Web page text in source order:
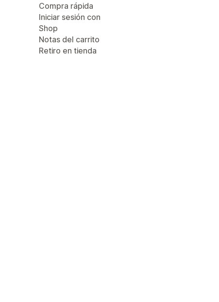
Compra rápida
Iniciar sesión con
Shop
Notas del carrito
Retiro en tienda